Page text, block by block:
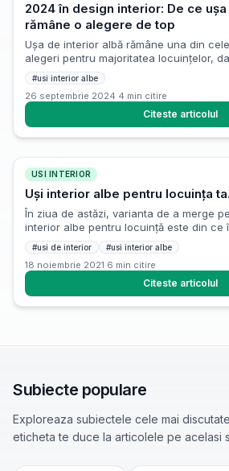
2024 în design interior: De ce
rămâne o alegere de top
Ușa de interior albă rămâne una din
alegeri pentru majoritatea locuințelor,
eleganței sale. Fiind o soluție clasică și
aceasta se potrivește în aproape orice
modern minimalist până la cel
explora principalele motive pentru care
#usi interior albe
26 septembrie 2024·4 min citire
Citeste articolul
USI INTERIOR
Uși interior albe pentru locuința
În ziua de astăzi, varianta de a merge
interior albe pentru locuință este din ce
fie că vorbim de locuințe moderne sau
o varietate de modalități prin care
elegant locuinței noastre fără a depăși
interioare sunt o modalitate prin […]
#usi de interior #usi interior albe
18 noiembrie 2021·6 min citire
Citeste articolul
Subiecte populare
Exploreaza subiectele cele mai
eticheta te duce la articolele pe acelasi